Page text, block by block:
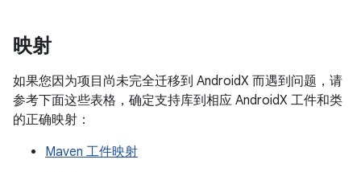
映射
如果您因为项目尚未完全迁移到 AndroidX 而遇到问题，请
参考下面这些表格，确定支持库到相应 AndroidX 工件和类
的正确映射：
Maven 工件映射